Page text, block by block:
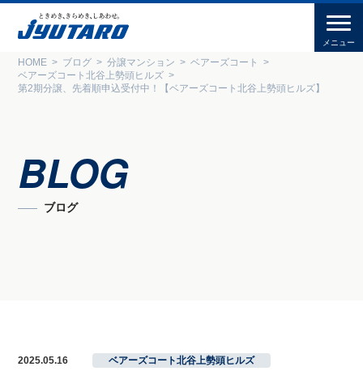
HOME ブログ 分譲マンション
ベアーズコート
ベアーズコート北谷上勢頭ヒルズ
第2期分譲、先着順申込受付中！【ベアーズコート北谷上勢頭ヒルズ】
BLOG
ブログ
2025.05.16 ベアーズコート北谷上勢頭ヒルズ